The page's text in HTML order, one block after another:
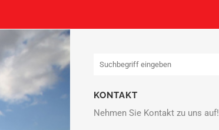
KONTAKT
Nehmen Sie Kontakt zu uns auf!